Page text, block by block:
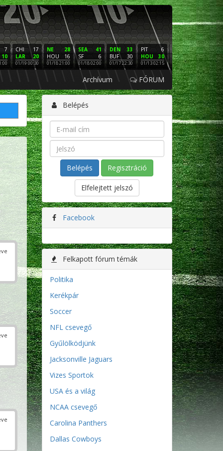
7
10
17
CHI
20
LAR
01/19 00:30
28
NE
16
HOU
01/18 21:00
41
SEA
6
SF
01/18 02:00
33
DEN
30
BUF
01/17 22:30
6
PIT
30
HOU
01/13 02:15
16
NE
3
LAC
01/12 02:00
PHI
SF
01/11
Archívum FÓRUM
Belépés
Regisztráció
Elfelejtett jelszó
Facebook
Felkapott fórum témák
Politika
Kerékpár
Soccer
NFL csevegő
Gyűlölködjünk
Jacksonville Jaguars
Vizes Sportok
USA és a világ
NCAA csevegő
Carolina Panthers
Dallas Cowboys